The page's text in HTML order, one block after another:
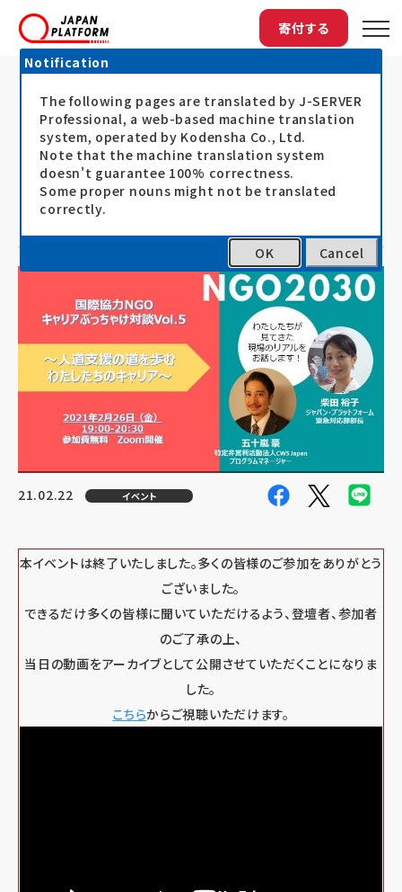
寄付する
トップ 最新情報 2月26日開催「NGO2030～国際協力...
2月26日開催「NGO2030～国際協力
NGOキャリアぶっちゃけ対談Vol.5
～人道支援の道を歩むわたしたちの
21.02.22 イベント
本イベントは終了いたしました。多くの皆様のご参加をありがとう
ございました。
できるだけ多くの皆様に聞いていただけるよう、登壇者、参加者
のご了承の上、
当日の動画をアーカイブとして公開させていただくことになりま
した。
こちらからご視聴いただけます。
Notification
The following pages are translated by J-SERVER
Professional, a web-based machine translation
system, operated by Kodensha Co., Ltd.
Note that the machine translation system
doesn't guarantee 100% correctness.
Some proper nouns might not be translated
correctly.
OK Cancel